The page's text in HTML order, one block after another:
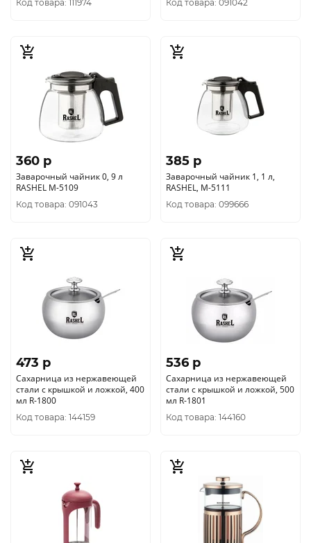
Код товара: 111974 Код товара: 091042
360 p
Заварочный чайник 0, 9 л
RASHEL М-5109
Код товара: 091043
385 p
Заварочный чайник 1, 1 л,
RASHEL, М-5111
Код товара: 099666
473 p
Сахарница из нержавеющей
стали с крышкой и ложкой, 400
мл R-1800
Код товара: 144159
536 p
Сахарница из нержавеющей
стали с крышкой и ложкой, 500
мл R-1801
Код товара: 144160